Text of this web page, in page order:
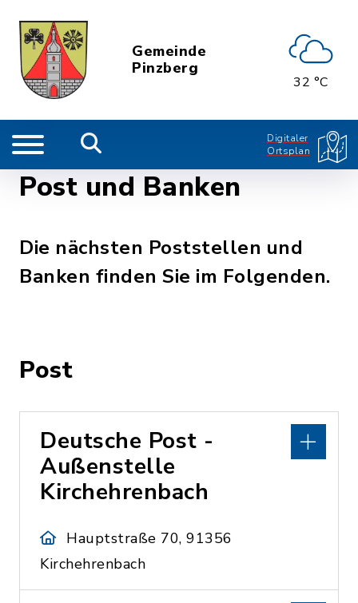
Gemeinde
Pinzberg
32 °C
Digitaler
Ortsplan
Post und Banken
Die nächsten Poststellen und
Banken finden Sie im Folgenden.
Post
Deutsche Post -
Außenstelle
Kirchehrenbach
Hauptstraße 70, 91356
Kirchehrenbach